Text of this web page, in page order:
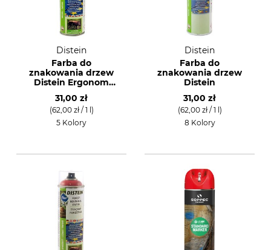
Distein
Farba do
znakowania drzew
Distein Ergonom
31,00 zł
(62,00 zł / 1 l)
5 Kolory
Distein
Farba do
znakowania drzew
Distein
31,00 zł
(62,00 zł / 1 l)
8 Kolory